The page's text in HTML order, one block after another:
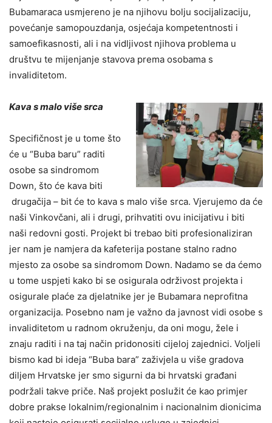
Bubamaraca usmjereno je na njihovu bolju socijalizaciju,
povećanje samopouzdanja, osjećaja kompetentnosti i
samoefikasnosti, ali i na vidljivost njihova problema u
društvu te mijenjanje stavova prema osobama s
invaliditetom.
Kava s malo više srca
Specifičnost je u tome što
će u “Buba baru” raditi
osobe sa sindromom
Down, što će kava biti
drugačija – bit će to kava s malo više srca. Vjerujemo da će
naši Vinkovčani, ali i drugi, prihvatiti ovu inicijativu i biti
naši redovni gosti. Projekt bi trebao biti profesionaliziran
jer nam je namjera da kafeterija postane stalno radno
mjesto za osobe sa sindromom Down. Nadamo se da ćemo
u tome uspjeti kako bi se osigurala održivost projekta i
osigurale plaće za djelatnike jer je Bubamara neprofitna
organizacija. Posebno nam je važno da javnost vidi osobe s
invaliditetom u radnom okruženju, da oni mogu, žele i
znaju raditi i na taj način pridonositi cijeloj zajednici. Voljeli
bismo kad bi ideja “Buba bara” zaživjela u više gradova
diljem Hrvatske jer smo sigurni da bi hrvatski građani
podržali takve priče. Naš projekt poslužit će kao primjer
dobre prakse lokalnim/regionalnim i nacionalnim dionicima